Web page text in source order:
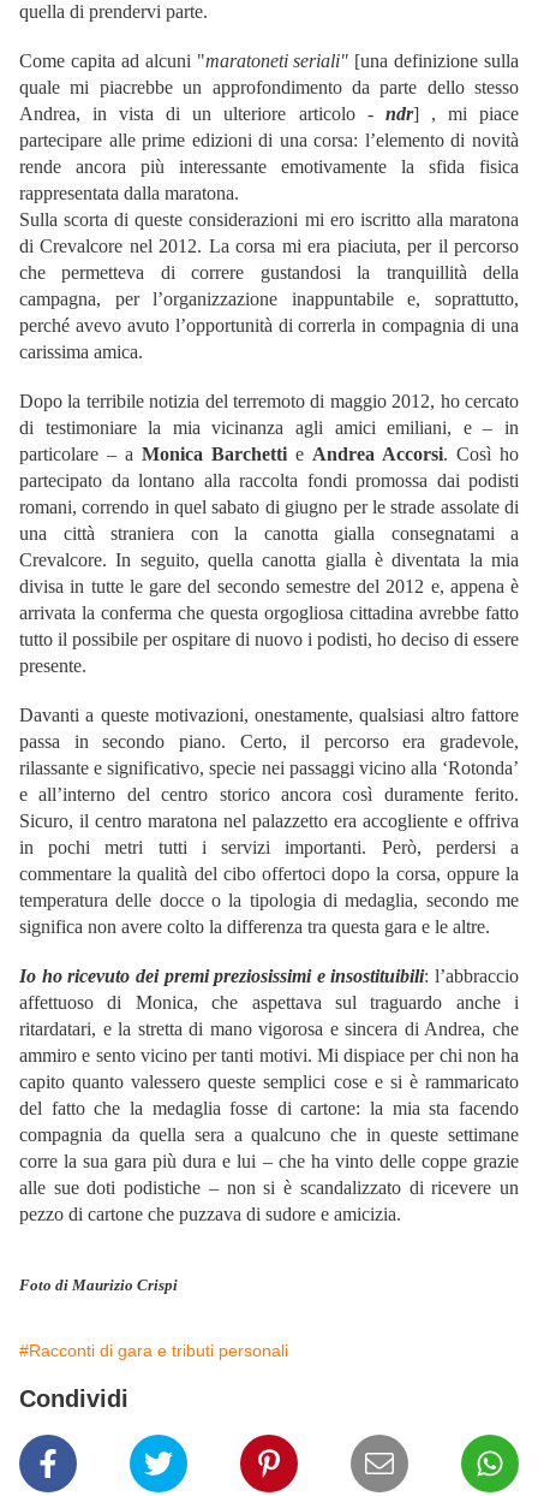
quella di prendervi parte.
Come capita ad alcuni "maratoneti seriali" [una definizione sulla
quale mi piacrebbe un approfondimento da parte dello stesso
Andrea, in vista di un ulteriore articolo - ndr] , mi piace
partecipare alle prime edizioni di una corsa: l’elemento di novità
rende ancora più interessante emotivamente la sfida fisica
rappresentata dalla maratona.
Sulla scorta di queste considerazioni mi ero iscritto alla maratona
di Crevalcore nel 2012. La corsa mi era piaciuta, per il percorso
che permetteva di correre gustandosi la tranquillità della
campagna, per l’organizzazione inappuntabile e, soprattutto,
perché avevo avuto l’opportunità di correrla in compagnia di una
carissima amica.
Dopo la terribile notizia del terremoto di maggio 2012, ho cercato
di testimoniare la mia vicinanza agli amici emiliani, e – in
particolare – a Monica Barchetti e Andrea Accorsi. Così ho
partecipato da lontano alla raccolta fondi promossa dai podisti
romani, correndo in quel sabato di giugno per le strade assolate di
una città straniera con la canotta gialla consegnatami a
Crevalcore. In seguito, quella canotta gialla è diventata la mia
divisa in tutte le gare del secondo semestre del 2012 e, appena è
arrivata la conferma che questa orgogliosa cittadina avrebbe fatto
tutto il possibile per ospitare di nuovo i podisti, ho deciso di essere
presente.
Davanti a queste motivazioni, onestamente, qualsiasi altro fattore
passa in secondo piano. Certo, il percorso era gradevole,
rilassante e significativo, specie nei passaggi vicino alla ‘Rotonda’
e all’interno del centro storico ancora così duramente ferito.
Sicuro, il centro maratona nel palazzetto era accogliente e offriva
in pochi metri tutti i servizi importanti. Però, perdersi a
commentare la qualità del cibo offertoci dopo la corsa, oppure la
temperatura delle docce o la tipologia di medaglia, secondo me
significa non avere colto la differenza tra questa gara e le altre.
Io ho ricevuto dei premi preziosissimi e insostituibili: l’abbraccio
affettuoso di Monica, che aspettava sul traguardo anche i
ritardatari, e la stretta di mano vigorosa e sincera di Andrea, che
ammiro e sento vicino per tanti motivi. Mi dispiace per chi non ha
capito quanto valessero queste semplici cose e si è rammaricato
del fatto che la medaglia fosse di cartone: la mia sta facendo
compagnia da quella sera a qualcuno che in queste settimane
corre la sua gara più dura e lui – che ha vinto delle coppe grazie
alle sue doti podistiche – non si è scandalizzato di ricevere un
pezzo di cartone che puzzava di sudore e amicizia.
Foto di Maurizio Crispi
#Racconti di gara e tributi personali
Condividi